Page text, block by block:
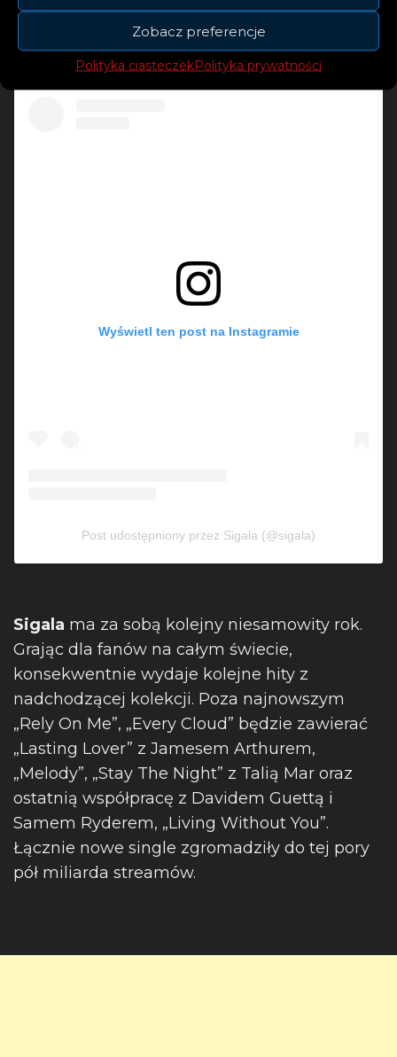
Zobacz preferencje
Polityka ciasteczekPolityka prywatności
Wyświetl ten post na Instagramie
Post udostępniony przez Sigala (@sigala)
Sigala ma za sobą kolejny niesamowity rok.
Grając dla fanów na całym świecie,
konsekwentnie wydaje kolejne hity z
nadchodzącej kolekcji. Poza najnowszym
„Rely On Me”, „Every Cloud” będzie zawierać
„Lasting Lover” z Jamesem Arthurem,
„Melody”, „Stay The Night” z Talią Mar oraz
ostatnią współpracę z Davidem Guettą i
Samem Ryderem, „Living Without You”.
Łącznie nowe single zgromadziły do tej pory
pół miliarda streamów.